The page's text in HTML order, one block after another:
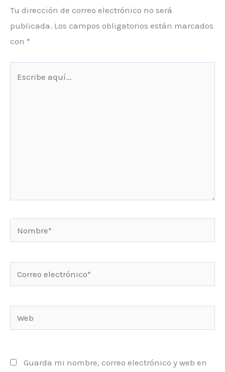
Tu dirección de correo electrónico no será
publicada. Los campos obligatorios están marcados
con *
electrónico*
Guarda mi nombre, correo electrónico y web en